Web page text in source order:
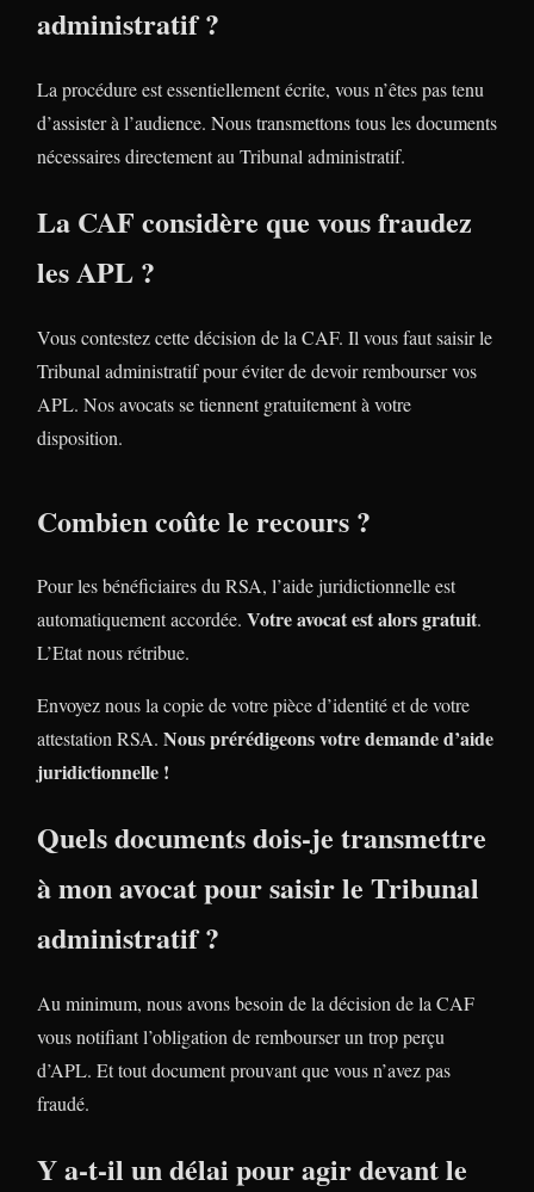
administratif ?
La procédure est essentiellement écrite, vous n’êtes pas tenu
d’assister à l’audience. Nous transmettons tous les documents
nécessaires directement au Tribunal administratif.
La CAF considère que vous fraudez
les APL ?
Vous contestez cette décision de la CAF. Il vous faut saisir le
Tribunal administratif pour éviter de devoir rembourser vos
APL. Nos avocats se tiennent gratuitement à votre
disposition.
Combien coûte le recours ?
Pour les bénéficiaires du RSA, l’aide juridictionnelle est
automatiquement accordée. Votre avocat est alors gratuit.
L’Etat nous rétribue.
Envoyez nous la copie de votre pièce d’identité et de votre
attestation RSA. Nous prérédigeons votre demande d’aide
juridictionnelle !
Quels documents dois-je transmettre
à mon avocat pour saisir le Tribunal
administratif ?
Au minimum, nous avons besoin de la décision de la CAF
vous notifiant l’obligation de rembourser un trop perçu
d’APL. Et tout document prouvant que vous n’avez pas
fraudé.
Y a-t-il un délai pour agir devant le